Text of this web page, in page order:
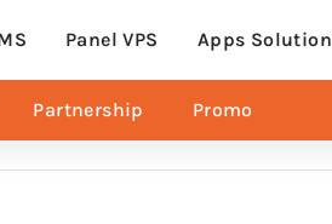
Panel VPS Apps Solution
Partnership Promo